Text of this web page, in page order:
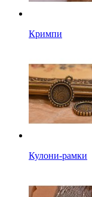
Кримпи
Кулони-рамки